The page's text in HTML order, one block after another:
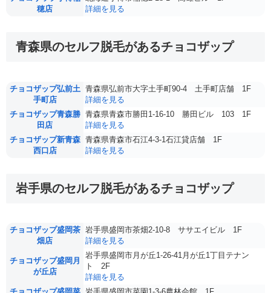
穂店
詳細を見る
青森県のセルフ脱毛があるチョコザップ
チョコザップ弘前土
手町店
青森県弘前市大字土手町90-4 土手町店舗 1F
詳細を見る
チョコザップ青森勝
田店
青森県青森市勝田1-16-10 勝田ビル 103 1F
詳細を見る
チョコザップ新青森
西口店
青森県青森市石江4-3-1石江貸店舗 1F
詳細を見る
岩手県のセルフ脱毛があるチョコザップ
チョコザップ盛岡茶
畑店
岩手県盛岡市茶畑2-10-8 ササエイビル 1F
詳細を見る
チョコザップ盛岡月
が丘店
岩手県盛岡市月が丘1-26-41月が丘1丁目テナン
ト 2F
詳細を見る